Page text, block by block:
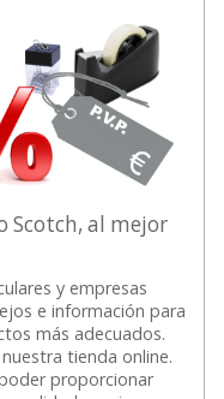
Scotch, al mejor
y empresas
e información para
más adecuados.
tienda online.
proporcionar